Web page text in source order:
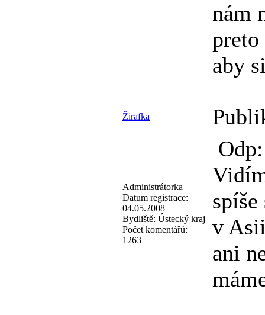
nám
preto
aby
Žirafka
Administrátorka
Datum registrace:
04.05.2008
Bydliště: Ústecký kraj
Počet komentářů:
1263
v
ani